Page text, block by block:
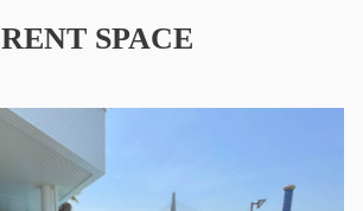
RENT SPACE